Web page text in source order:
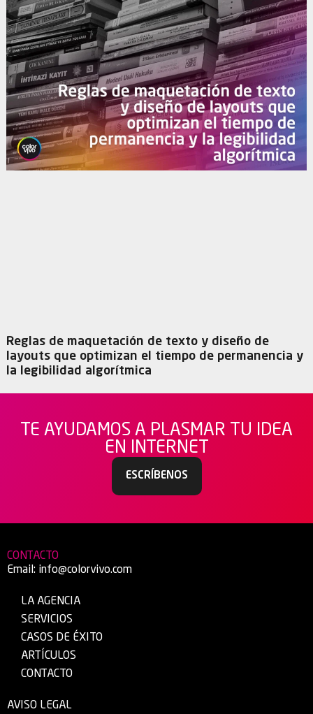
Reglas de maquetación de texto y diseño de
layouts que optimizan el tiempo de permanencia y
la legibilidad algorítmica
TE AYUDAMOS A PLASMAR TU IDEA
EN INTERNET
ESCRÍBENOS
CONTACTO
Email: info@colorvivo.com
LA AGENCIA
SERVICIOS
CASOS DE ÉXITO
ARTÍCULOS
CONTACTO
AVISO LEGAL